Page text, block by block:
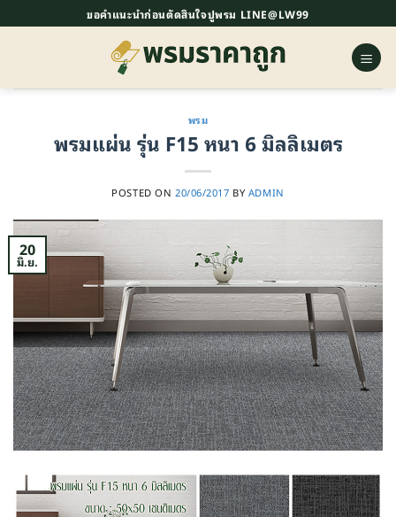
ไป
ขอคำแนะนำก่อนตัดสินใจปูพรม LINE@LW99
พรม
พรมแผ่น รุ่น F15 หนา 6 มิลลิเมตร
POSTED ON 20/06/2017 BY ADMIN
20
มิ.ย.